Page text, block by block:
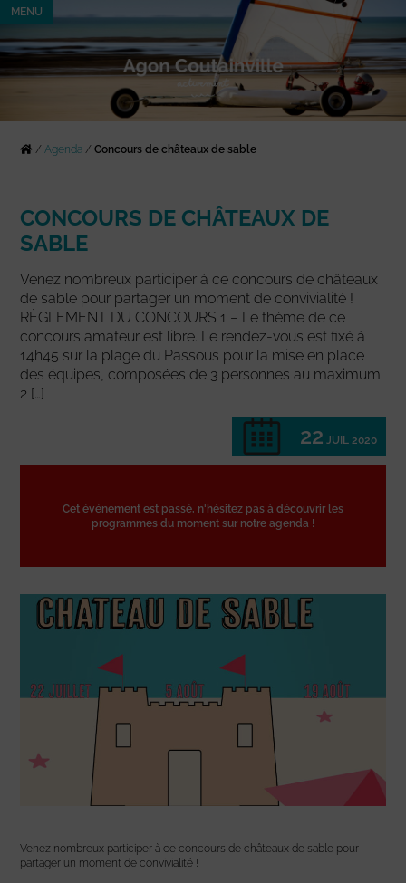
MENU
/Agenda /Concours de châteaux de sable
CONCOURS DE CHÂTEAUX DE
SABLE
Venez nombreux participer à ce concours de châteaux
de sable pour partager un moment de convivialité !
RÈGLEMENT DU CONCOURS 1 – Le thème de ce
concours amateur est libre. Le rendez-vous est fixé à
14h45 sur la plage du Passous pour la mise en place
des équipes, composées de 3 personnes au maximum.
2 […]
22 JUIL 2020
Cet événement est passé, n'hésitez pas à découvrir les
programmes du moment sur notre agenda !
Venez nombreux participer à ce concours de châteaux de sable pour
partager un moment de convivialité !